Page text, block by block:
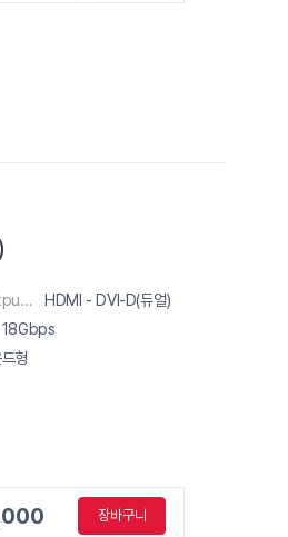
Input - Output 단자
HDMI - DVI-D(듀얼)
18Gbps
형
장바구니